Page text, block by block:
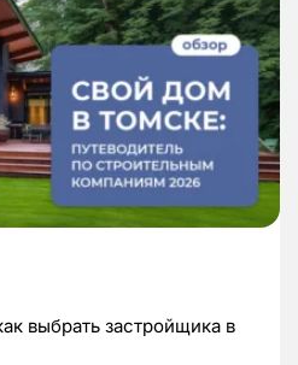
выбрать застройщика в